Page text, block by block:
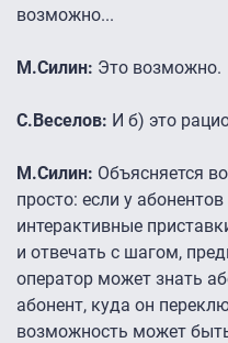
возможно...
М.Силин: Это возможно.
С.Веселов: И б) это
М.Силин: Объясняется
просто: если у
интерактивные
и отвечать с шагом,
оператор может знать
абонент, куда он
возможность может